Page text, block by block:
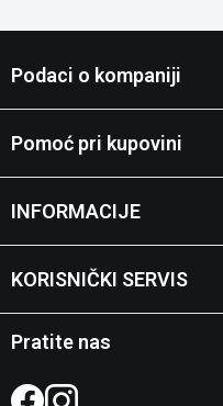
Podaci o kompaniji
Pomoć pri kupovini
INFORMACIJE
KORISNIČKI SERVIS
Pratite nas